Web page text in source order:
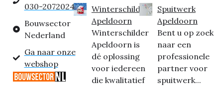
030-2072024
Bouwsector
Nederland
Ga naar onze
webshop
Winterschilder
Apeldoorn
Winterschilder
Apeldoorn is
dé oplossing
voor iedereen
die kwalitatief
Spuitwerk
Apeldoorn
Bent u op zoek
naar een
professionele
partner voor
spuitwerk...